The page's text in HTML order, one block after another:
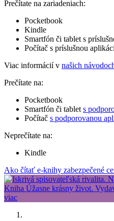
Prečítate na zariadeniach:
Pocketbook
Kindle
Smartfón či tablet s
Počítač s príslušnou
Viac informácií v našich
Prečítate na:
Pocketbook
Smartfón či tablet s
Počítač s podporovanou
Neprečítate na:
Kindle
Ako čítať e-knihy zabezpečené